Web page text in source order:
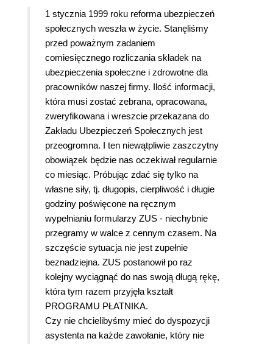
1 stycznia 1999 roku reforma ubezpieczeń
społecznych weszła w życie. Stanęliśmy
przed poważnym zadaniem
comiesięcznego rozliczania składek na
ubezpieczenia społeczne i zdrowotne dla
pracowników naszej firmy. Ilość informacji,
która musi zostać zebrana, opracowana,
zweryfikowana i wreszcie przekazana do
Zakładu Ubezpieczeń Społecznych jest
przeogromna. I ten niewątpliwie zaszczytny
obowiązek będzie nas oczekiwał regularnie
co miesiąc. Próbując zdać się tylko na
własne siły, tj. długopis, cierpliwość i długie
godziny poświęcone na ręcznym
wypełnianiu formularzy ZUS - niechybnie
przegramy w walce z cennym czasem. Na
szczęście sytuacja nie jest zupełnie
beznadziejna. ZUS postanowił po raz
kolejny wyciągnąć do nas swoją długą rękę,
która tym razem przyjęła kształt
PROGRAMU PŁATNIKA.
Czy nie chcielibyśmy mieć do dyspozycji
asystenta na każde zawołanie, który nie